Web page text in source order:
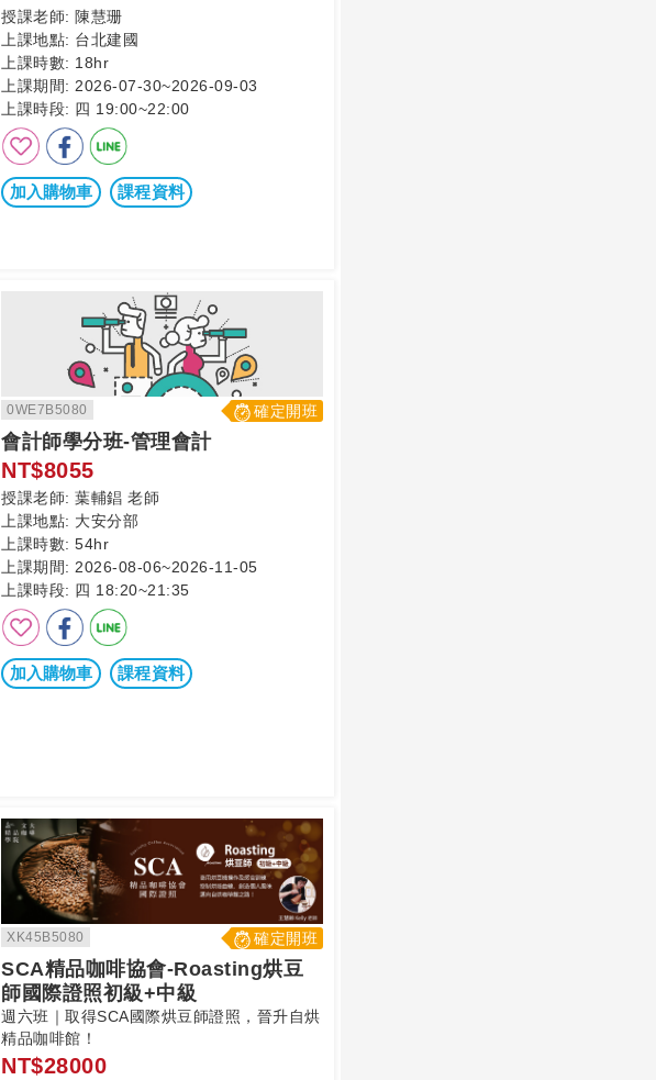
授課老師: 陳慧珊
上課地點: 台北建國
上課時數: 18hr
上課期間: 2026-07-30~2026-09-03
上課時段: 四 19:00~22:00
加入購物車 課程資料
0WE7B5080 確定開班
會計師學分班-管理會計
NT$8055
授課老師: 葉輔錩 老師
上課地點: 大安分部
上課時數: 54hr
上課期間: 2026-08-06~2026-11-05
上課時段: 四 18:20~21:35
加入購物車 課程資料
XK45B5080 確定開班
SCA精品咖啡協會-Roasting烘豆
師國際證照初級+中級
週六班｜取得SCA國際烘豆師證照，晉升自烘
精品咖啡館！
NT$28000